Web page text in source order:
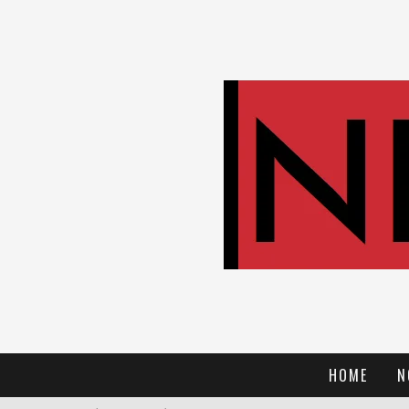
HOME